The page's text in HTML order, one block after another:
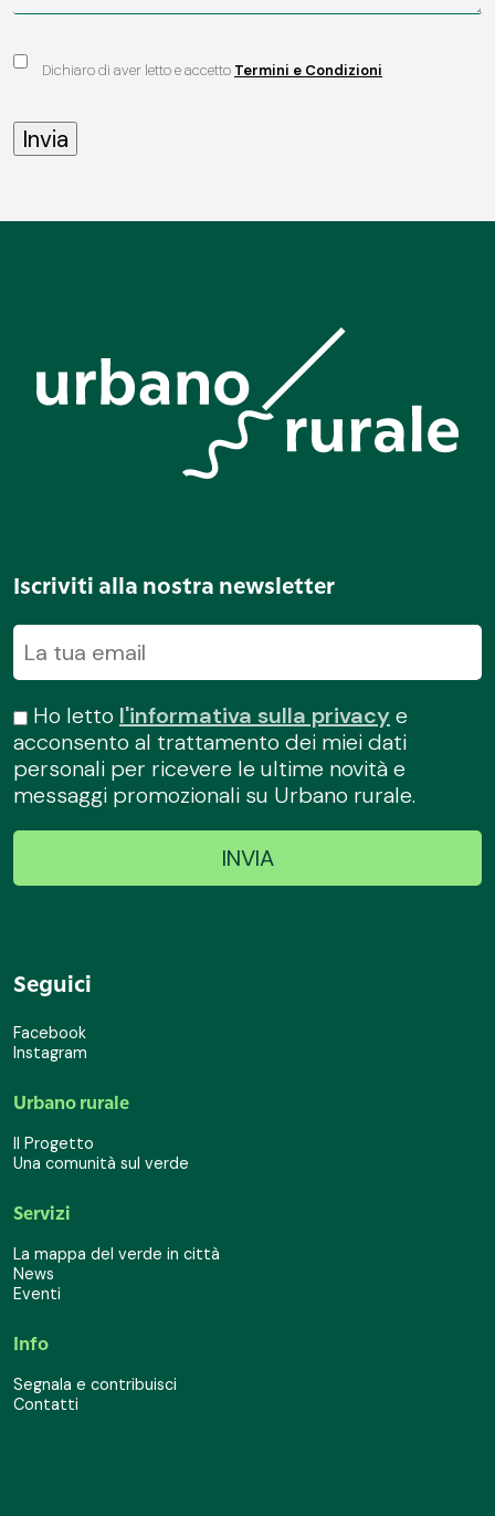
Dichiaro di aver letto e accetto Termini e Condizioni
Iscriviti alla nostra newsletter
Ho letto l'informativa sulla privacye
acconsento al trattamento dei miei dati
personali per ricevere le ultime novità e
messaggi promozionali su Urbano rurale.
Seguici
Facebook
Instagram
Urbano rurale
Il Progetto
Una comunità sul verde
Servizi
La mappa del verde in città
News
Eventi
Info
Segnala e contribuisci
Contatti